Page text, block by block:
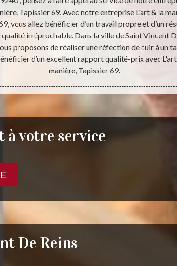
Tapissier 69. Avec notre entreprise L'art & la
vous allez bénéficier d’un travail propre et d’un
irréprochable. Dans la ville de Saint Vincent
proposons de réaliser une réfection de cuir à un
d’un excellent rapport qualité-prix avec
manière, Tapissier 69.
à votre service
De Reins